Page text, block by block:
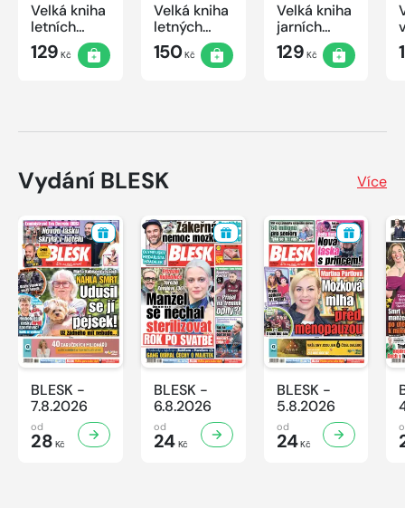
Velká kniha
letních
křížovek
2026
129 Kč
Velká kniha
letných
krížoviek s
TV JOJ
150Kč
Velká kniha
jarních
křížovek
2026
129 Kč
Vydání BLESK Více
BLESK -
7.8.2026
od
28 Kč
BLESK -
6.8.2026
od
24Kč
BLESK -
5.8.2026
od
24Kč